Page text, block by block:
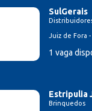
SulGerais
Juiz de Fora -
1 vaga
Estripulia
Brinquedos